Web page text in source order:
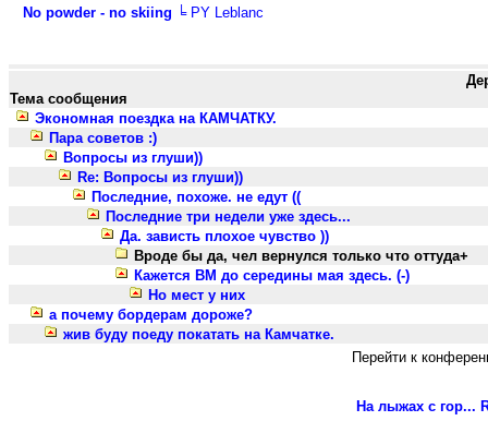
No powder - no skiing ╘ PY Leblanc
Тема сообщения
Экономная поездка на КАМЧАТКУ.
Пара советов :)
Вопросы из глуши))
Re: Вопросы из глуши))
Последние, похоже. не едут ((
Последние три недели уже здесь...
Да. зависть плохое чувство ))
Вроде бы да, чел вернулся только что оттуда+
Кажется ВМ до середины мая здесь. (-)
Но мест у них
а почему бордерам дороже?
жив буду поеду покатать на Камчатке.
Перейти к
На лыжах с гор...